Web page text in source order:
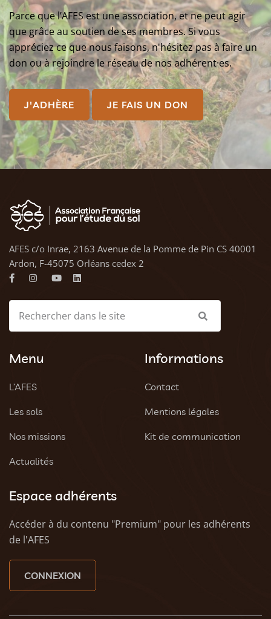
Parce que l’AFES est une association, et ne peut agir
que grâce au soutien de ses membres. Si vous
appréciez ce que nous faisons, n'hésitez pas à faire un
don ou à rejoindre le réseau de nos adhérent·es.
J'ADHÈRE JE FAIS UN DON
AFES c/o Inrae, 2163 Avenue de la Pomme de Pin CS 40001
Ardon, F-45075 Orléans cedex 2
Menu
L’AFES
Les sols
Nos missions
Actualités
Informations
Contact
Mentions légales
Kit de communication
Espace adhérents
Accéder à du contenu "Premium" pour les adhérents
de l'AFES
CONNEXION